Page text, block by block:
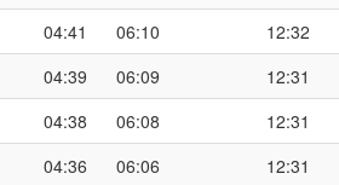
04:41 06:10 12:32
04:39 06:09 12:31
04:38 06:08 12:31
04:36 06:06 12:31